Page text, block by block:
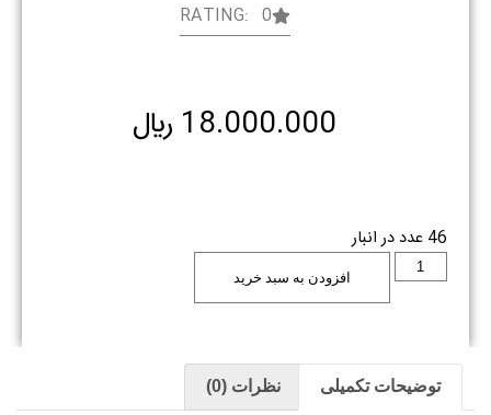
RATING: 0
18.000.000 ﷼
46 عدد در انبار
افزودن به سبد خرید
توضیحات تکمیلی نظرات (0)